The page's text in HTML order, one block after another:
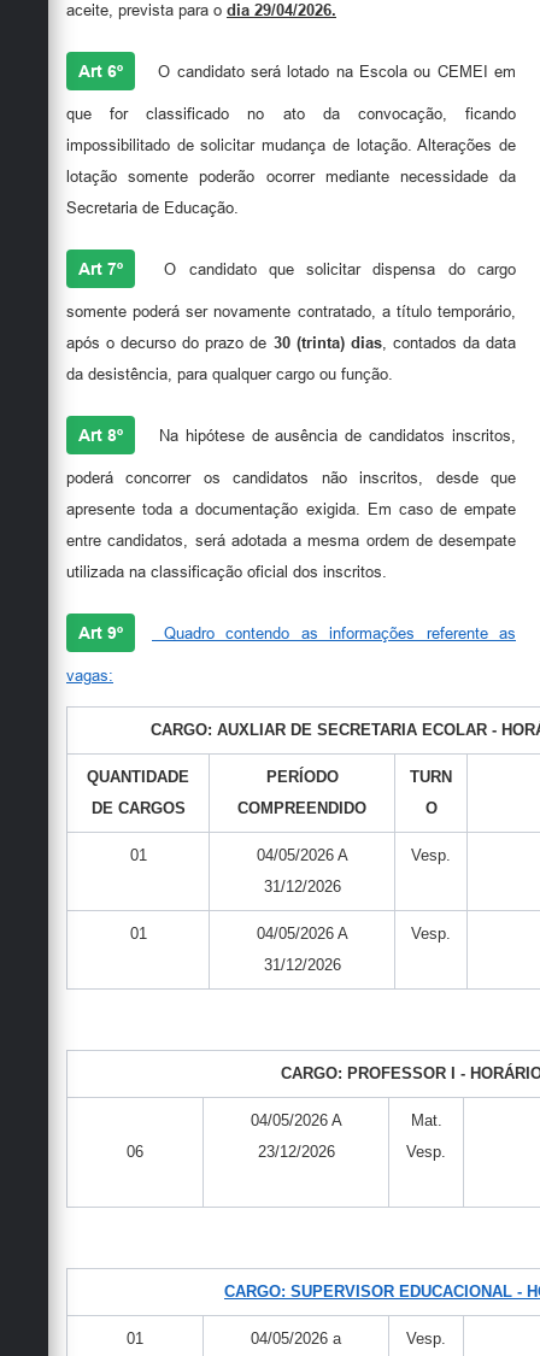
aceite, prevista para o dia 29/04/2026.
Art 6º O candidato será lotado na Escola ou CEMEI em
que for classificado no ato da convocação, ficando
impossibilitado de solicitar mudança de lotação. Alterações de
lotação somente poderão ocorrer mediante necessidade da
Secretaria de Educação.
Art 7º O candidato que solicitar dispensa do cargo
somente poderá ser novamente contratado, a título temporário,
após o decurso do prazo de 30 (trinta) dias, contados da data
da desistência, para qualquer cargo ou função.
Art 8º Na hipótese de ausência de candidatos inscritos,
poderá concorrer os candidatos não inscritos, desde que
apresente toda a documentação exigida. Em caso de empate
entre candidatos, será adotada a mesma ordem de desempate
utilizada na classificação oficial dos inscritos.
Art 9º Quadro contendo as informações referente as
vagas:
CARGO: AUXLIAR DE SECRETARIA ECOLAR -
QUANTIDADE
DE CARGOS
PERÍODO
COMPREENDIDO
TURN
O
01
04/05/2026 A
31/12/2026
Vesp.
01
04/05/2026 A
31/12/2026
Vesp.
CARGO: PROFESSOR I -
06
04/05/2026 A
23/12/2026
Mat.
Vesp.
CARGO: SUPERVISOR EDUCACIONAL -
01 04/05/2026 a Vesp.